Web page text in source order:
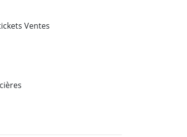
Ventes